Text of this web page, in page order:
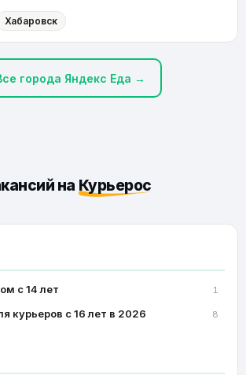
Хабаровск
города Яндекс Еда →
на Курьерос
с 14 лет 1
курьеров с 16 лет в 2026 8